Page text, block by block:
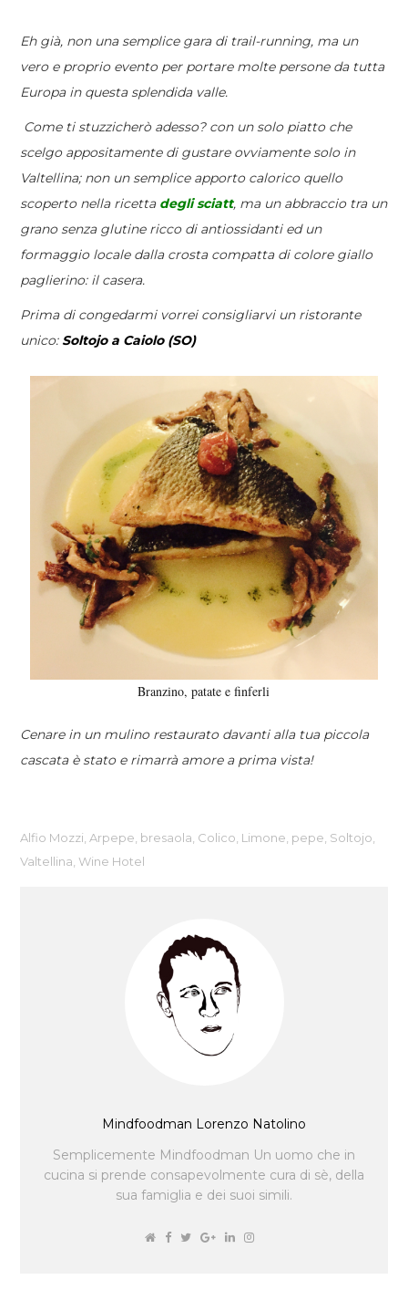
Eh già, non una semplice gara di trail-running, ma un
vero e proprio evento per portare molte persone da tutta
Europa in questa splendida valle.
Come ti stuzzicherò adesso? con un solo piatto che
scelgo appositamente di gustare ovviamente solo in
Valtellina; non un semplice apporto calorico quello
scoperto nella ricetta degli sciatt, ma un abbraccio tra un
grano senza glutine ricco di antiossidanti ed un
formaggio locale dalla crosta compatta di colore giallo
paglierino: il casera.
Prima di congedarmi vorrei consigliarvi un ristorante
unico: Soltojo a Caiolo (SO)
Branzino, patate e finferli
Cenare in un mulino restaurato davanti alla tua piccola
cascata è stato e rimarrà amore a prima vista!
Alfio Mozzi Arpepe bresaola Colico Limone pepe Soltojo
Valtellina ,Wine Hotel
Mindfoodman Lorenzo Natolino
Semplicemente Mindfoodman Un uomo che in
cucina si prende consapevolmente cura di sè, della
sua famiglia e dei suoi simili.